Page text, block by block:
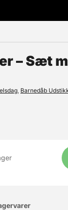
– Sæt
, Barnedåb